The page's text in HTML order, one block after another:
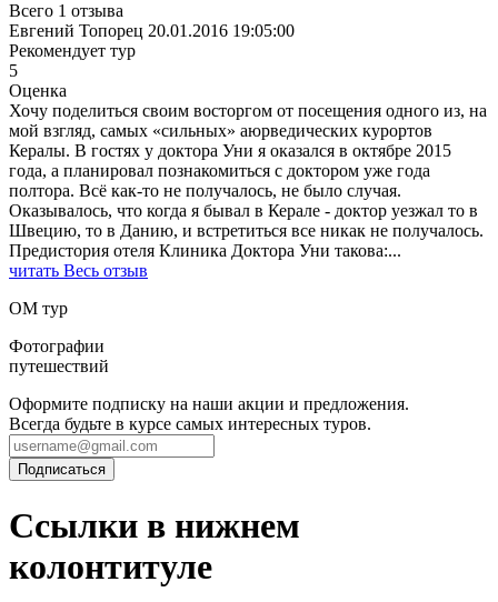
Всего 1 отзыва
Евгений Топорец 20.01.2016 19:05:00
Рекомендует тур
5
Оценка
Хочу поделиться своим восторгом от посещения одного из, на
мой взгляд, самых «сильных» аюрведических курортов
Кералы. В гостях у доктора Уни я оказался в октябре 2015
года, а планировал познакомиться с доктором уже года
полтора. Всё как-то не получалось, не было случая.
Оказывалось, что когда я бывал в Керале - доктор уезжал то в
Швецию, то в Данию, и встретиться все никак не получалось.
Предистория отеля Клиника Доктора Уни такова:...
читать Весь отзыв
ОМ тур
Фотографии
путешествий
Оформите подписку на наши акции и предложения.
Всегда будьте в курсе самых интересных туров.
Ссылки в нижнем
колонтитуле